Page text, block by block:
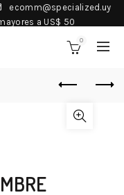
ecomm@specialized.uy
a US$ 50
0